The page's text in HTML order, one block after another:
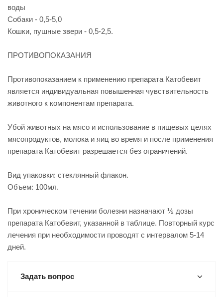
воды
Собаки - 0,5-5,0
Кошки, пушные звери - 0,5-2,5.
ПРОТИВОПОКАЗАНИЯ
Противопоказанием к применению препарата Катобевит
является индивидуальная повышенная чувствительность
животного к компонентам препарата.
Убой животных на мясо и использование в пищевых целях
мясопродуктов, молока и яиц во время и после применения
препарата Катобевит разрешается без ограничений.
Вид упаковки: стеклянный флакон.
Объем: 100мл.
При хроническом течении болезни назначают ½ дозы
препарата Катобевит, указанной в таблице. Повторный курс
лечения при необходимости проводят с интервалом 5-14
дней.
Задать вопрос